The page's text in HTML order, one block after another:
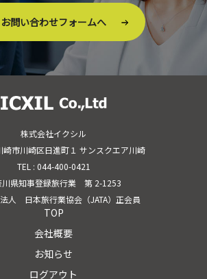
お問い合わせフォームへ
株式会社イクシル
崎市川崎区日進町１ サンスクエア川崎
TEL : 044-400-0421
川県知事登録旅行業 第 2-1253
人 日本旅行業協会（JATA）正会員
TOP
会社概要
お知らせ
ログアウト